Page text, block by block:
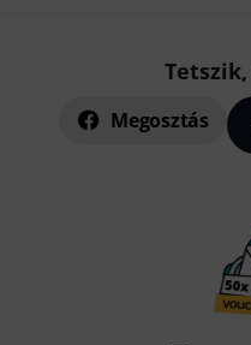
Megosztás